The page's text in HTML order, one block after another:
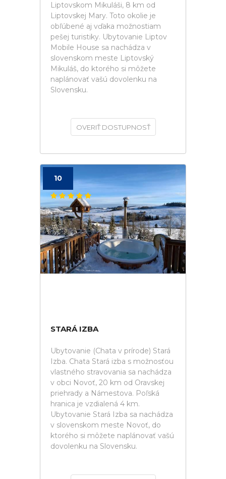
Liptovskom Mikuláši, 8 km od
Liptovskej Mary. Toto okolie je
obľúbené aj vďaka možnostiam
pešej turistiky. Ubytovanie Liptov
Mobile House sa nachádza v
slovenskom meste Liptovský
Mikuláš, do ktorého si môžete
naplánovať vašú dovolenku na
Slovensku.
OVERIŤ DOSTUPNOSŤ
10
STARÁ IZBA
Ubytovanie (Chata v prírode) Stará
Izba. Chata Stará izba s možnosťou
vlastného stravovania sa nachádza
v obci Novoť, 20 km od Oravskej
priehrady a Námestova. Poľská
hranica je vzdialená 4 km.
Ubytovanie Stará Izba sa nachádza
v slovenskom meste Novoť, do
ktorého si môžete naplánovať vašú
dovolenku na Slovensku.